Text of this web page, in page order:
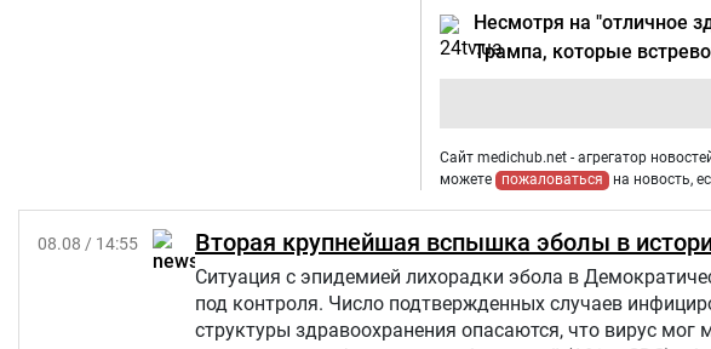
Несмотря на "отличное
Трампа, которые
Сайт medichub.net - агрегатор
можете
пожаловаться на новость,
08.08 / 14:55 Вторая крупнейшая вспышка эболы в
Ситуация с эпидемией лихорадки эбола в
под контроля. Число подтвержденных случаев
структуры здравоохранения опасаются, что вирус